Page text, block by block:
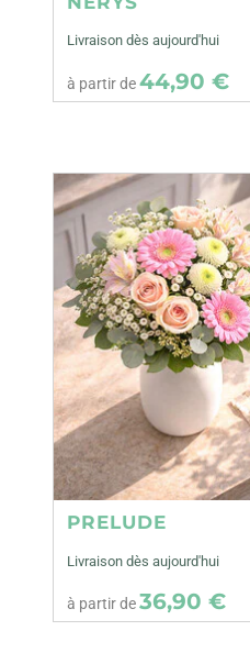
Livraison dès aujourd'hui
à partir de44,90 €
PRELUDE
Livraison dès aujourd'hui
à partir de36,90 €